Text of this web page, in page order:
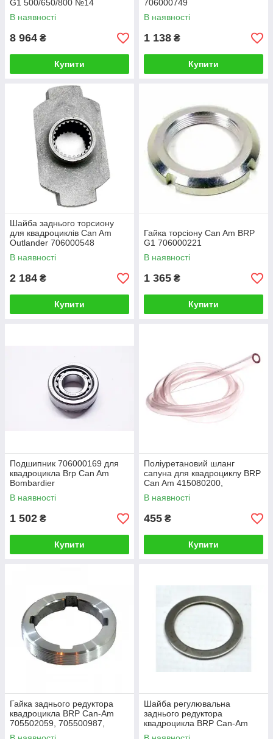
G1 500/650/800 №14
В наявності
8 964 ₴
Купити
706000749
В наявності
1 138 ₴
Купити
Шайба заднього торсиону
для квадроциклів Can Am
Outlander 706000548
В наявності
2 184 ₴
Купити
Гайка торсіону Can Am BRP
G1 706000221
В наявності
1 365 ₴
Купити
Подшипник 706000169 для
квадроцикла Brp Can Am
Bombardier
В наявності
1 502 ₴
Купити
Поліуретановий шланг
сапуна для квадроциклу BRP
Can Am 415080200,
709000183 2006-2012
В наявності
455 ₴
Купити
Гайка заднього редуктора
квадроцикла BRP Can-Am
705502059, 705500987,
705500842, 705500905 2006-
Шайба регулювальна
заднього редуктора
квадроцикла BRP Can-Am
705501162, 705501163 2006-